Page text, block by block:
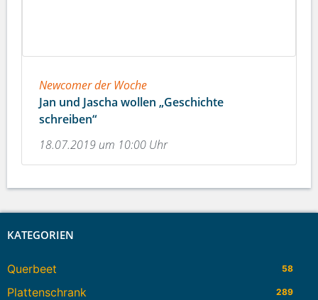
Newcomer der Woche
Jan und Jascha wollen „Geschichte
schreiben“
18.07.2019 um 10:00 Uhr
KATEGORIEN
Querbeet 58
Plattenschrank 289